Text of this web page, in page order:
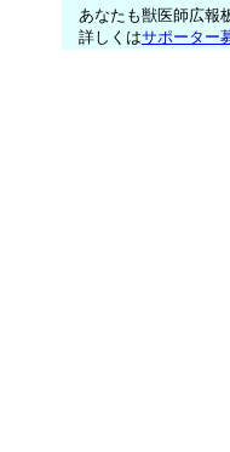
あなたも獣医師広報
詳しくはサポーター